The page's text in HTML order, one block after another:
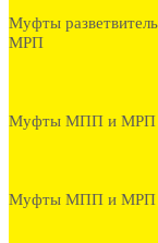
Муфты
МРП
Муфты МПП и МРП
Муфты МПП и МРП